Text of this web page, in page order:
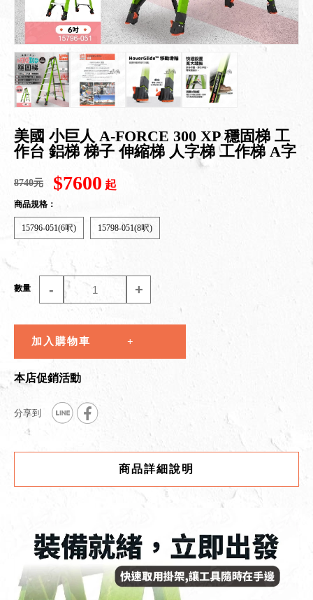
美國 小巨人 A-FORCE 300 XP 穩固梯 工
作台 鋁梯 梯子 伸縮梯 人字梯 工作梯 A字
8740元 $7600 起
商品規格：
15796-051(6呎) 15798-051(8呎)
數量 - +
加入購物車
本店促銷活動
商品詳細說明